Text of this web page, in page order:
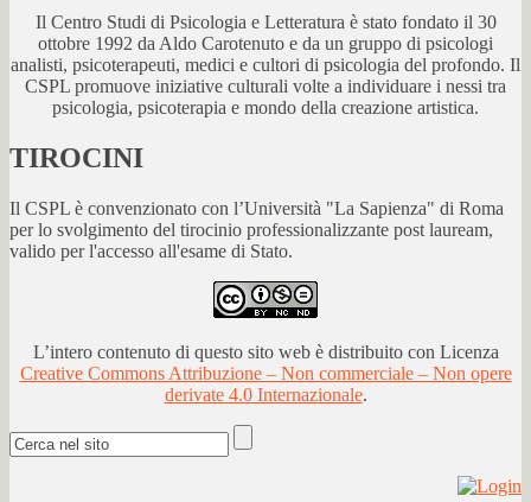
Il Centro Studi di Psicologia e Letteratura è stato fondato il 30
ottobre 1992 da Aldo Carotenuto e da un gruppo di psicologi
analisti, psicoterapeuti, medici e cultori di psicologia del profondo. Il
CSPL promuove iniziative culturali volte a individuare i nessi tra
psicologia, psicoterapia e mondo della creazione artistica.
TIROCINI
Il CSPL è convenzionato con l’Università "La Sapienza" di Roma
per lo svolgimento del tirocinio professionalizzante post lauream,
valido per l'accesso all'esame di Stato.
L’intero contenuto di questo sito web è distribuito con Licenza
Creative Commons Attribuzione – Non commerciale – Non opere
derivate 4.0 Internazionale.